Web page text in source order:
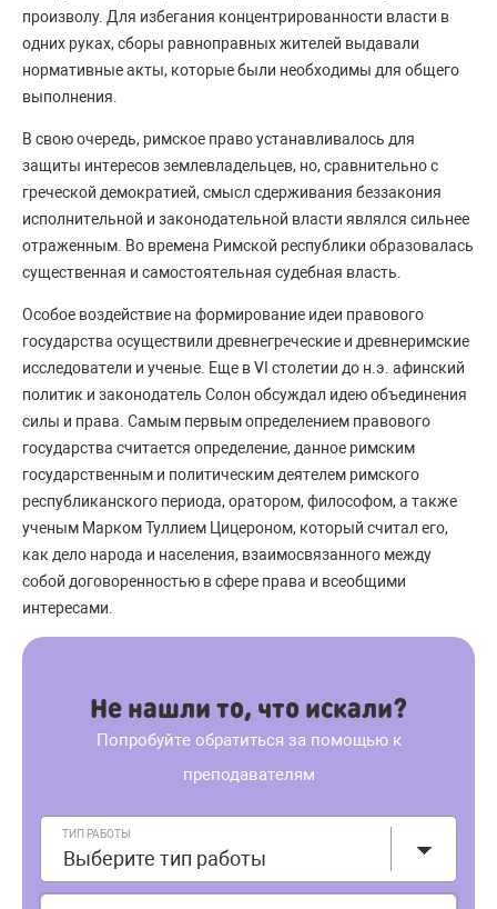
произволу. Для избегания концентрированности власти в
одних руках, сборы равноправных жителей выдавали
нормативные акты, которые были необходимы для общего
выполнения.
В свою очередь, римское право устанавливалось для
защиты интересов землевладельцев, но, сравнительно с
греческой демократией, смысл сдерживания беззакония
исполнительной и законодательной власти являлся сильнее
отраженным. Во времена Римской республики образовалась
существенная и самостоятельная судебная власть.
Особое воздействие на формирование идеи правового
государства осуществили древнегреческие и древнеримские
исследователи и ученые. Еще в VI столетии до н.э. афинский
политик и законодатель Солон обсуждал идею объединения
силы и права. Самым первым определением правового
государства считается определение, данное римским
государственным и политическим деятелем римского
республиканского периода, оратором, философом, а также
ученым Марком Туллием Цицероном, который считал его,
как дело народа и населения, взаимосвязанного между
собой договоренностью в сфере права и всеобщими
интересами.
Не нашли то, что искали?
Попробуйте обратиться за помощью к
преподавателям
ТИП РАБОТЫ
Выберите тип работы